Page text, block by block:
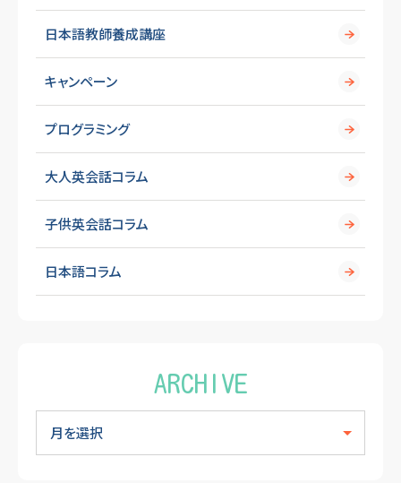
日本語教師養成講座
キャンペーン
プログラミング
大人英会話コラム
子供英会話コラム
日本語コラム
ARCHIVE